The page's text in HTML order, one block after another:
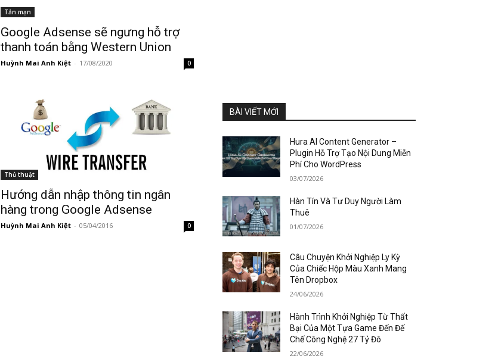
Tản mạn
Google Adsense sẽ ngưng hỗ trợ
thanh toán bằng Western Union
Huỳnh Mai Anh Kiệt - 17/08/2020 0
Thủ thuật
Hướng dẫn nhập thông tin ngân
hàng trong Google Adsense
Huỳnh Mai Anh Kiệt - 05/04/2016 0
BÀI VIẾT MỚI
Hura AI Content Generator –
Plugin Hỗ Trợ Tạo Nội Dung Miễn
Phí Cho WordPress
03/07/2026
Hàn Tín Và Tư Duy Người Làm
Thuê
01/07/2026
Câu Chuyện Khởi Nghiệp Ly Kỳ
Của Chiếc Hộp Màu Xanh Mang
Tên Dropbox
24/06/2026
Hành Trình Khởi Nghiệp Từ Thất
Bại Của Một Tựa Game Đến Đế
Chế Công Nghệ 27 Tỷ Đô
22/06/2026